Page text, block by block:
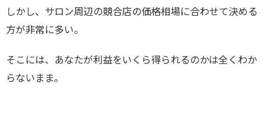
しかし、サロン周辺の競合店の価格相場に合わせて決める
方が非常に多い。
そこには、あなたが利益をいくら得られるのかは全くわか
らないまま。